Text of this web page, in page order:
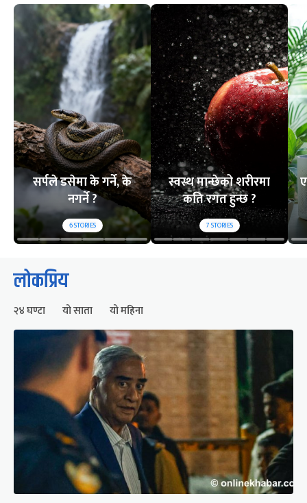
सर्पले डसेमा के गर्ने, के
नगर्ने ?
6STORIES
स्वस्थ मान्छेको शरीरमा
कति रगत हुन्छ ?
7STORIES
लोकप्रिय
२४ घण्टा यो साता यो महिना